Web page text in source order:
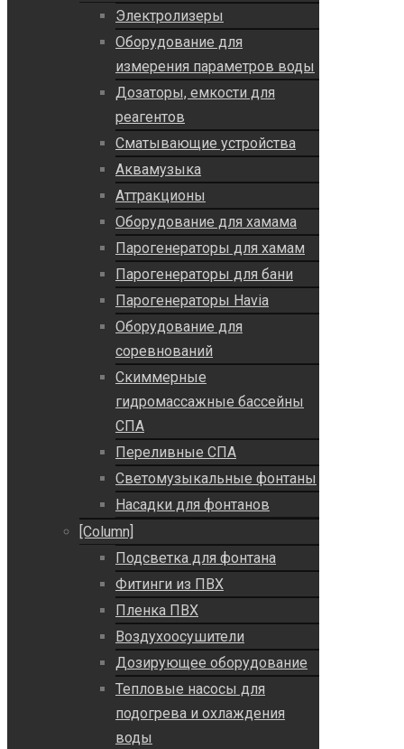
Электролизеры
Оборудование для
измерения параметров воды
Дозаторы, емкости для
реагентов
Сматывающие устройства
Аквамузыка
Аттракционы
Оборудование для хамама
Парогенераторы для хамам
Парогенераторы для бани
Парогенераторы Havia
Оборудование для
соревнований
Скиммерные
гидромассажные бассейны
СПА
Переливные СПА
Светомузыкальные фонтаны
Насадки для фонтанов
[Column]
Подсветка для фонтана
Фитинги из ПВХ
Пленка ПВХ
Воздухоосушители
Дозирующее оборудование
Тепловые насосы для
подогрева и охлаждения
воды